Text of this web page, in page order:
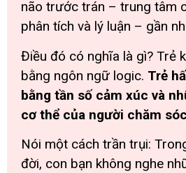
não trước trán – trung tâm
phân tích và lý luận – gần
Điều đó có nghĩa là gì? Trẻ
bằng ngôn ngữ logic. Trẻ
bằng tần số cảm xúc và
cơ thể của người chăm
Nói một cách trần trụi:
đời, con bạn không nghe